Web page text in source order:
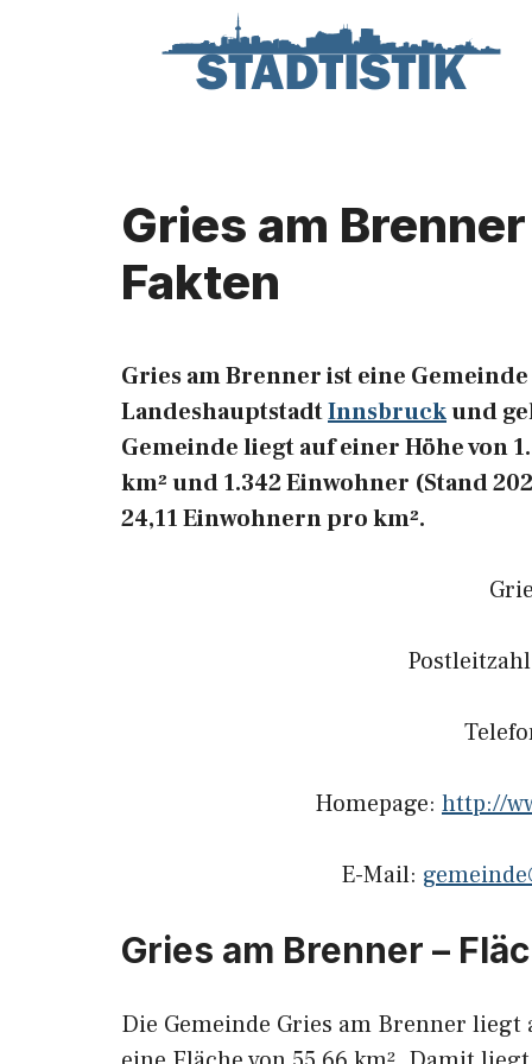
Gries am
Fakten
Gries am Brenner ist eine
LandeshauptstadtInnsbruckund
Gemeinde liegt auf einer Höhe von
km² und 1.342 Einwohner (Stand
24,11 Einwohnern pro km².
Homepage: http://
E-Mail:
Gries am Brenner –
Die Gemeinde Gries am Brenner